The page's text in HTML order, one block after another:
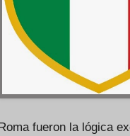
fueron la lógica